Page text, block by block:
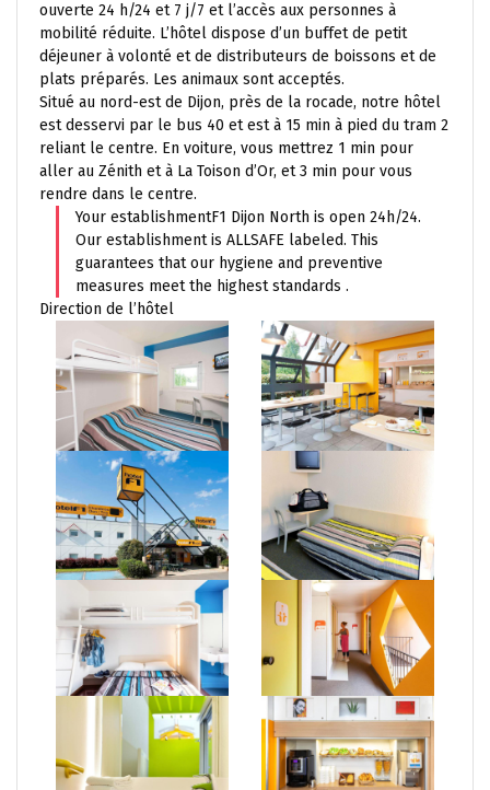
ouverte 24 h/24 et 7 j/7 et l’accès aux personnes à
mobilité réduite. L’hôtel dispose d’un buffet de petit
déjeuner à volonté et de distributeurs de boissons et de
plats préparés. Les animaux sont acceptés.
Situé au nord-est de Dijon, près de la rocade, notre hôtel
est desservi par le bus 40 et est à 15 min à pied du tram 2
reliant le centre. En voiture, vous mettrez 1 min pour
aller au Zénith et à La Toison d’Or, et 3 min pour vous
rendre dans le centre.
Your establishmentF1 Dijon North is open 24h/24.
Our establishment is ALLSAFE labeled. This
guarantees that our hygiene and preventive
measures meet the highest standards .
Direction de l’hôtel